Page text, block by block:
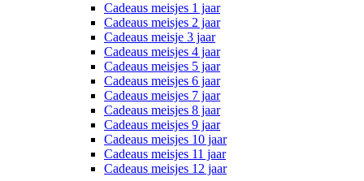
Cadeaus meisjes 1 jaar
Cadeaus meisjes 2 jaar
Cadeaus meisje 3 jaar
Cadeaus meisjes 4 jaar
Cadeaus meisjes 5 jaar
Cadeaus meisjes 6 jaar
Cadeaus meisjes 7 jaar
Cadeaus meisjes 8 jaar
Cadeaus meisjes 9 jaar
Cadeaus meisjes 10 jaar
Cadeaus meisjes 11 jaar
Cadeaus meisjes 12 jaar